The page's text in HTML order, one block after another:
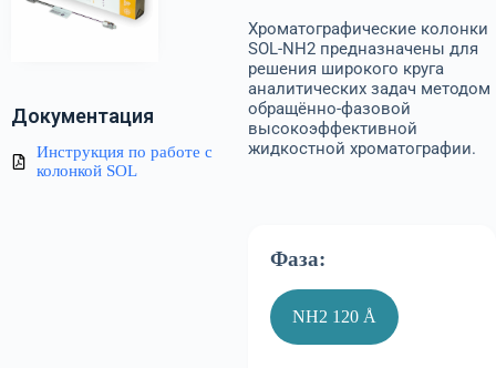
Документация
Инструкция по работе с
колонкой SOL
Хроматографические колонки
SOL-NH2 предназначены для
решения широкого круга
аналитических задач методом
обращённо-фазовой
высокоэффективной
жидкостной хроматографии.
Фаза:
NH2 120 Å